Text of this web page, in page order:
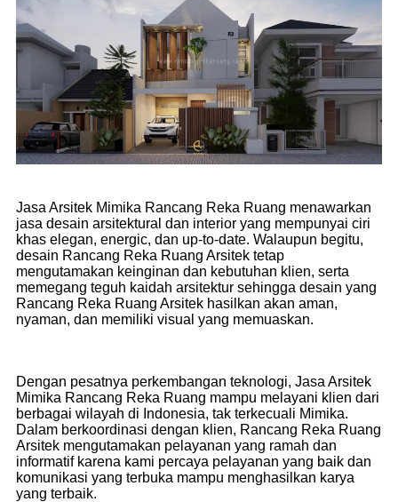
Jasa Arsitek Mimika Rancang Reka Ruang menawarkan
jasa desain arsitektural dan interior yang mempunyai ciri
khas elegan, energic, dan up-to-date. Walaupun begitu,
desain Rancang Reka Ruang Arsitek tetap
mengutamakan keinginan dan kebutuhan klien, serta
memegang teguh kaidah arsitektur sehingga desain yang
Rancang Reka Ruang Arsitek hasilkan akan aman,
nyaman, dan memiliki visual yang memuaskan.
Dengan pesatnya perkembangan teknologi, Jasa Arsitek
Mimika Rancang Reka Ruang mampu melayani klien dari
berbagai wilayah di Indonesia, tak terkecuali Mimika.
Dalam berkoordinasi dengan klien, Rancang Reka Ruang
Arsitek mengutamakan pelayanan yang ramah dan
informatif karena kami percaya pelayanan yang baik dan
komunikasi yang terbuka mampu menghasilkan karya
yang terbaik.